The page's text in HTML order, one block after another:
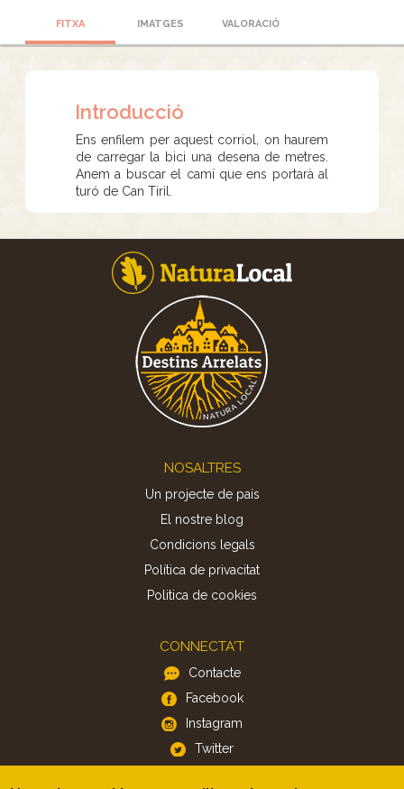
FITXA IMATGES VALORACIÓ
Introducció
Ens enfilem per aquest corriol, on haurem
de carregar la bici una desena de metres.
Anem a buscar el camí que ens portarà al
turó de Can Tiril.
NOSALTRES
Un projecte de país
El nostre blog
Condicions legals
Política de privacitat
Politica de cookies
CONNECTA'T
Contacte
Facebook
Instagram
Twitter